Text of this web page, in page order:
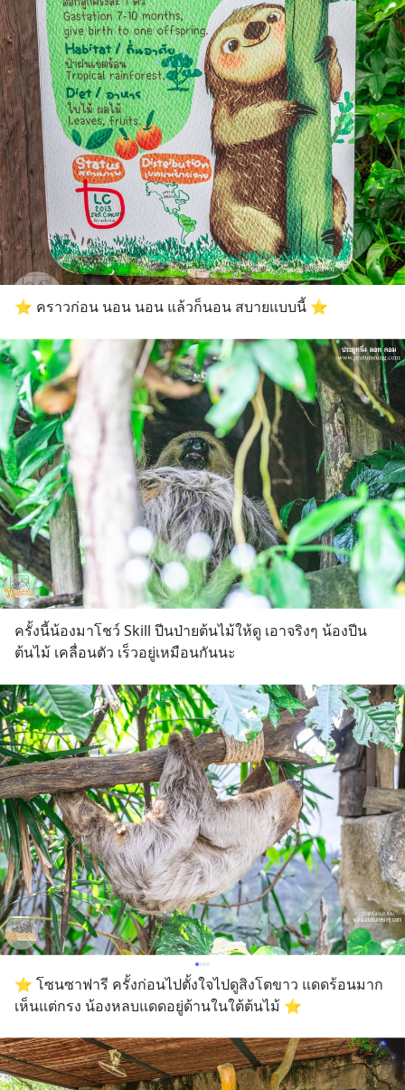
⭐️ คราวก่อน นอน นอน แล้วก็นอน สบายแบบนี้ ⭐️
ครั้งนี้น้องมาโชว์ Skill ปีนป่ายต้นไม้ให้ดู เอาจริงๆ น้องปีน
ต้นไม้ เคลื่อนตัว เร็วอยู่เหมือนกันนะ
⭐️ โซนซาฟารี ครั้งก่อนไปตั้งใจไปดูสิงโตขาว แดดร้อนมาก
เห็นแต่กรง น้องหลบแดดอยู่ด้านในใต้ต้นไม้ ⭐️